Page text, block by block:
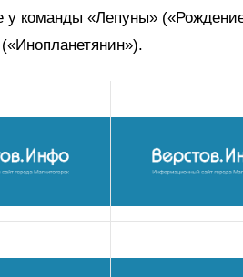
у команды «Лепуны»